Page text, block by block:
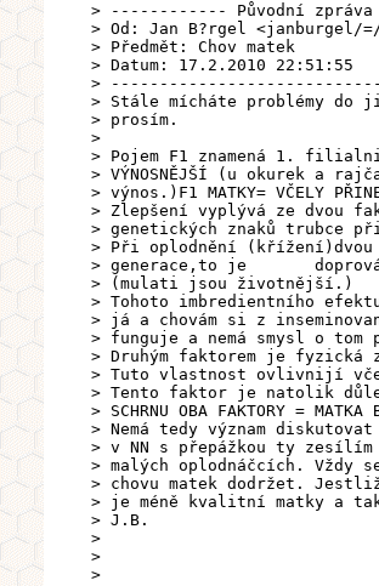
> ------------ Původní
> Od: Jan B?rgel <janburgel/
> Předmět: Chov matek
> Datum: 17.2.2010 22:51:55
>
> Stále mícháte problémy do
> prosím.
>
> Pojem F1 znamená 1. filialni
> VÝNOSNĚJŠÍ (u okurek a
> výnos.)F1 MATKY= VČELY
> Zlepšení vyplývá ze dvou
> genetických znaků trubce
> Při oplodnění (křížení)dvou
> generace,to je
> (mulati jsou životnější.)
> Tohoto imbredientního
> já a chovám si z
> funguje a nemá smysl o tom
> Druhým faktorem je fyzická
> Tuto vlastnost ovlivnijí
> Tento faktor je natolik
> SCHRNU OBA FAKTORY =
> Nemá tedy význam
> v NN s přepážkou ty
> malých oplodnáčcích. Vždy
> chovu matek dodržet.
> je méně kvalitní matky a
> J.B.
>
>
>